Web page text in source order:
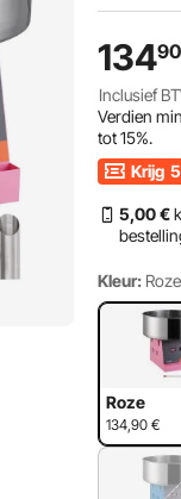
13490
Inclusief
Verdien
tot15%.
Krijg
5,00 €
Kleur: Roze
Roze
134,90 €